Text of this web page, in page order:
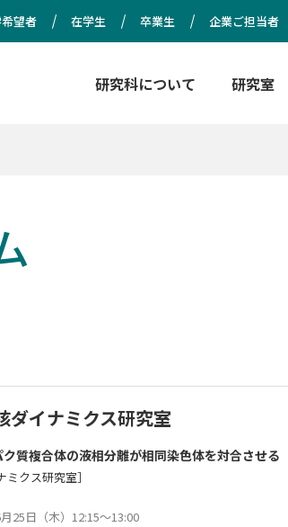
研究科について 研究室
望者 在学生 卒業生 企業ご担当者
ダイナミクス研究室
質複合体の液相分離が相同染色体を対合させる
クス研究室］
25日（木）12:15～13:00